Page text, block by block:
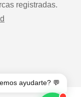
registradas.
ayudarte? 💬